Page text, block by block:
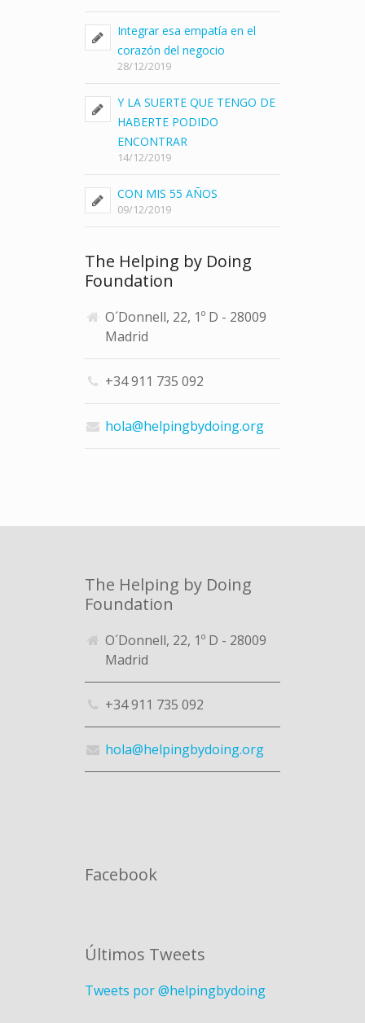
Integrar esa empatía en el
corazón del negocio
28/12/2019
Y LA SUERTE QUE TENGO DE
HABERTE PODIDO
ENCONTRAR
14/12/2019
CON MIS 55 AÑOS
09/12/2019
The Helping by Doing
Foundation
O´Donnell, 22, 1º D - 28009
Madrid
+34 911 735 092
hola@helpingbydoing.org
The Helping by Doing
Foundation
O´Donnell, 22, 1º D - 28009
Madrid
+34 911 735 092
hola@helpingbydoing.org
Facebook
Últimos Tweets
Tweets por @helpingbydoing